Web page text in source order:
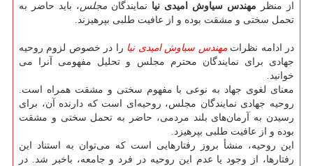
از منظر مهندس سیاوش امیدی نیا نمایندگان مجلس، باید حاضر به
تحمل سختی و مشقت بوده و از عافیت طلبی بپرهیزند.
در ادامه نظراتمهندس سیاوش امیدی نیا را در خصوص لزوم روحیه
جهادی برای نمایندگان محترم مجلس و تحلیل مفهومی آنرا می
خوانید.
معنای لغوی جهاد به‌ نوعی با مفهوم سختی و مشقت همراه است.
روحیه جهادی نمایندگان مجلس، روحیه‌ای است که دارنده آن، برای
رسیدن به آرمان‌های بلند مردمی، حاضر به تحمل سختی و مشقت
بوده و از عافیت طلبی بپرهیزد.
این روحیه، منشأ بروز رفتارهایی است که می‌توان به استناد این
رفتارها، از وجود یا عدم این روحیه در فرد و جامعه، باخبر شد. در